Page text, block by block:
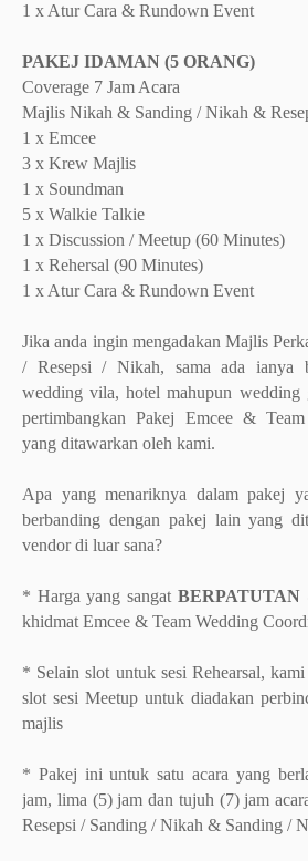
1 x Atur Cara & Rundown Event
PAKEJ IDAMAN (5 ORANG)
Coverage 7 Jam Acara
Majlis Nikah & Sanding / Nikah &
1 x Emcee
3 x Krew Majlis
1 x Soundman
5 x Walkie Talkie
1 x Discussion / Meetup (60 Minutes)
1 x Rehersal (90 Minutes)
1 x Atur Cara & Rundown Event
Jika anda ingin mengadakan Majlis
/ Resepsi / Nikah, sama ada ianya
wedding vila, hotel mahupun wedding
pertimbangkan Pakej Emcee &
yang ditawarkan oleh kami.
Apa yang menariknya dalam pakej
berbanding dengan pakej lain yang
vendor di luar sana?
* Harga yang sangat
khidmat Emcee & Team Wedding
* Selain slot untuk sesi Rehearsal,
slot sesi Meetup untuk diadakan
majlis
* Pakej ini untuk satu acara yang
jam, lima (5) jam dan tujuh (7) jam
Resepsi / Sanding / Nikah & Sanding /